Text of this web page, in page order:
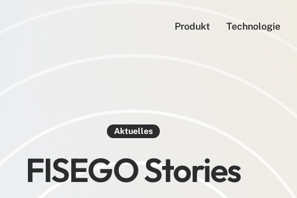
Produkt Technologie
Aktuelles
FISEGO Stories